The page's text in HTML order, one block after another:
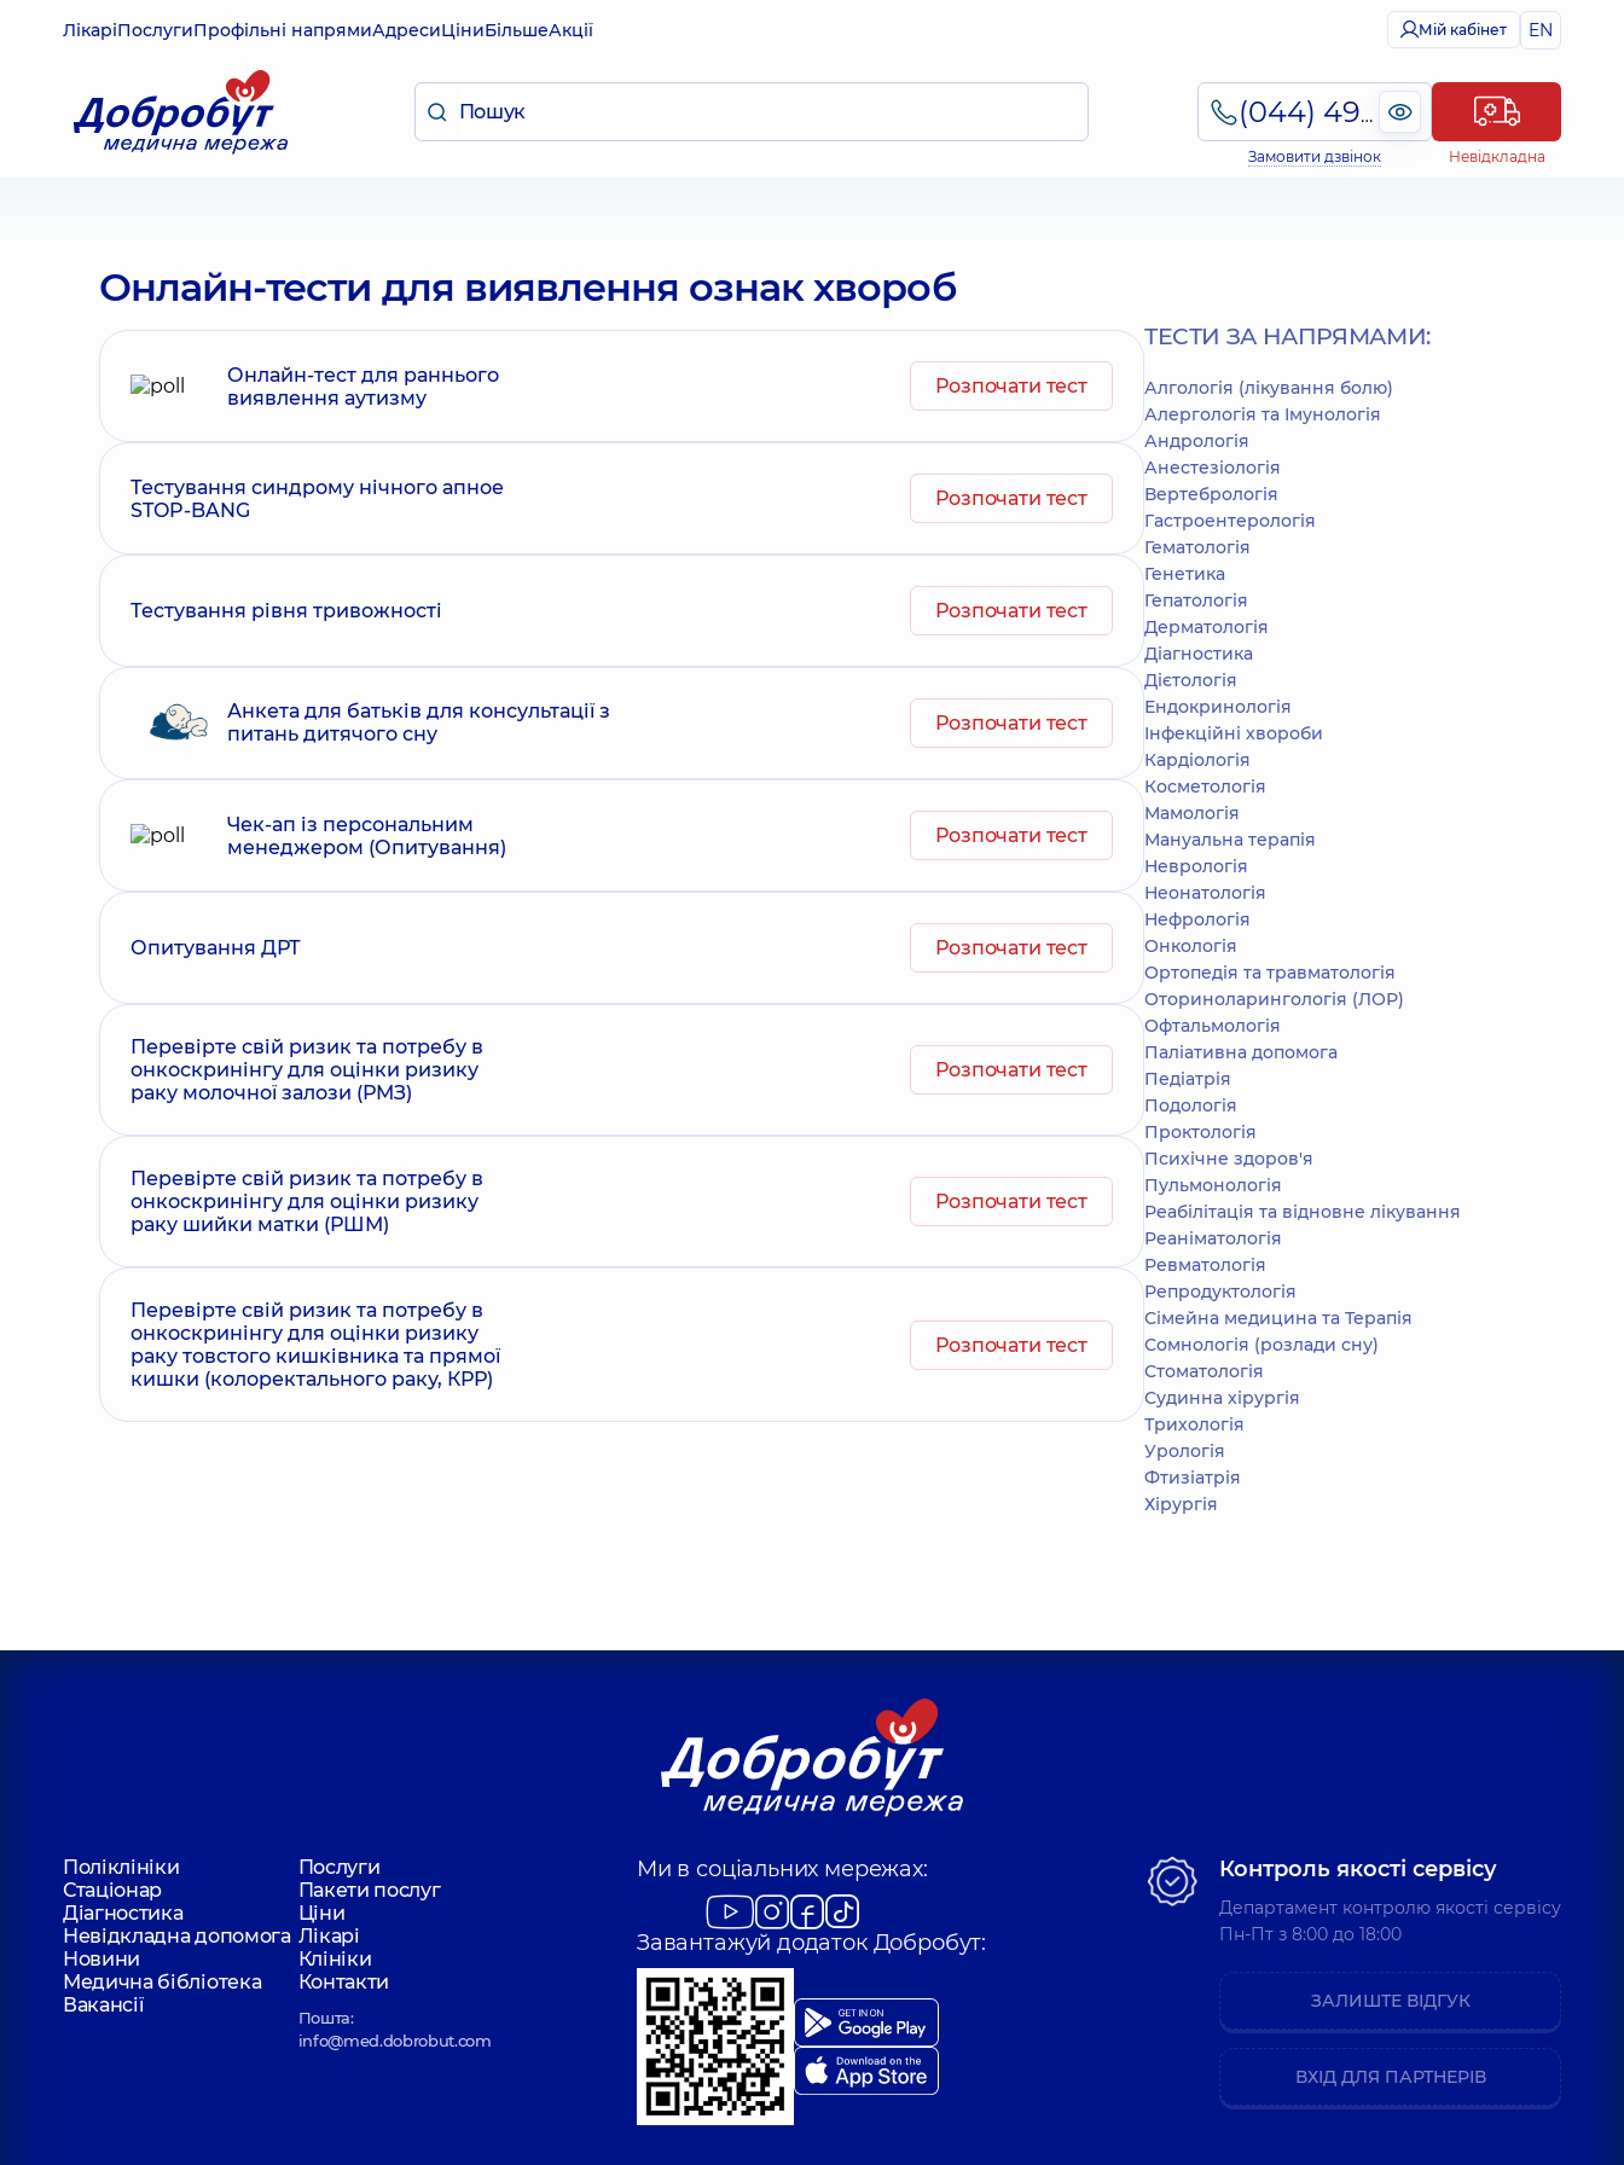
ЛікаріПослугиПрофільні напрямиАдресиЦіниБільшеАкції Мій кабінет EN
(044) 495-2-888
Замовити дзвінок Невідкладна
Онлайн-тести для виявлення ознак хвороб
Онлайн-тест для раннього
виявлення аутизму
Розпочати тест
Тестування синдрому нічного апное
STOP-BANG
Розпочати тест
Тестування рівня тривожності Розпочати тест
Анкета для батьків для консультації з
питань дитячого сну
Розпочати тест
Чек-ап із персональним
менеджером (Опитування)
Розпочати тест
Опитування ДРТ Розпочати тест
Перевірте свій ризик та потребу в
онкоскринінгу для оцінки ризику
раку молочної залози (РМЗ)
Розпочати тест
Перевірте свій ризик та потребу в
онкоскринінгу для оцінки ризику
раку шийки матки (РШМ)
Розпочати тест
Перевірте свій ризик та потребу в
онкоскринінгу для оцінки ризику
раку товстого кишківника та прямої
кишки (колоректального раку, КРР)
Розпочати тест
ТЕСТИ ЗА НАПРЯМАМИ:
Алгологія (лікування болю)
Алергологія та Імунологія
Андрологія
Анестезіологія
Вертебрологія
Гастроентерологія
Гематологія
Генетика
Гепатологія
Дерматологія
Діагностика
Дієтологія
Ендокринологія
Інфекційні хвороби
Кардіологія
Косметологія
Мамологія
Мануальна терапія
Неврологія
Неонатологія
Нефрологія
Онкологія
Ортопедія та травматологія
Оториноларингологія (ЛОР)
Офтальмологія
Паліативна допомога
Педіатрія
Подологiя
Проктологія
Психічне здоров'я
Пульмонологія
Реабілітація та відновне лікування
Реаніматологія
Ревматологія
Репродуктологія
Сімейна медицина та Терапія
Сомнологія (розлади сну)
Стоматологія
Судинна хірургія
Трихологія
Урологія
Фтизіатрія
Хірургія
Поліклініки
Послуги
Стаціонар
Пакети послуг
Діагностика
Ціни
Невідкладна допомога Лікарі
Новини
Клініки
Медична бібліотека
Контакти
Вакансії
Пошта:
info@med.dobrobut.com
Ми в соціальних мережах:
Завантажуй додаток Добробут:
Контроль якості сервісу
Департамент контролю якості сервісу
Пн-Пт з 8:00 до 18:00
ЗАЛИШТЕ ВІДГУК
ВХІД ДЛЯ ПАРТНЕРІВ